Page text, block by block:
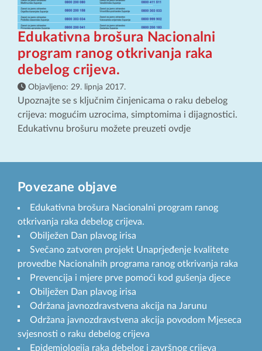
Edukativna brošura Nacionalni
program ranog otkrivanja raka
debelog crijeva.
Objavljeno: 29. lipnja 2017.
Upoznajte se s ključnim činjenicama o raku debelog
crijeva: mogućim uzrocima, simptomima i dijagnostici.
Edukativnu brošuru možete preuzeti ovdje
Povezane objave
Edukativna brošura Nacionalni program ranog
otkrivanja raka debelog crijeva.
Obilježen Dan plavog irisa
Svečano zatvoren projekt Unaprjeđenje kvalitete
provedbe Nacionalnih programa ranog otkrivanja raka
Prevencija i mjere prve pomoći kod gušenja djece
Obilježen Dan plavog irisa
Održana javnozdravstvena akcija na Jarunu
Održana javnozdravstvena akcija povodom Mjeseca
svjesnosti o raku debelog crijeva
Epidemiologija raka debelog i završnog crijeva